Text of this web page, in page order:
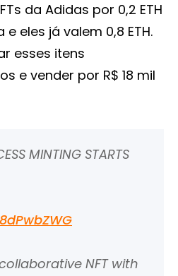
da Adidas por 0,2 ETH
eles já valem 0,8 ETH.
esses itens
e vender por R$ 18 mil
MINTING STARTS
NFT with